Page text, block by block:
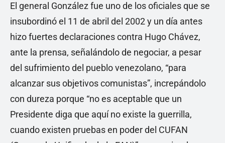
El general González fue uno de los oficiales que se
insubordinó el 11 de abril del 2002 y un día antes
hizo fuertes declaraciones contra Hugo Chávez,
ante la prensa, señalándolo de negociar, a pesar
del sufrimiento del pueblo venezolano, “para
alcanzar sus objetivos comunistas”, increpándolo
con dureza porque “no es aceptable que un
Presidente diga que aquí no existe la guerrilla,
cuando existen pruebas en poder del CUFAN